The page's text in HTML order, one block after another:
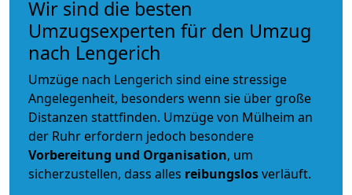
Wir sind die besten
Umzugsexperten für den Umzug
nach Lengerich
Umzüge nach Lengerich sind eine stressige
Angelegenheit, besonders wenn sie über große
Distanzen stattfinden. Umzüge von Mülheim an
der Ruhr erfordern jedoch besondere
Vorbereitung und Organisation, um
sicherzustellen, dass alles reibungslosverläuft.